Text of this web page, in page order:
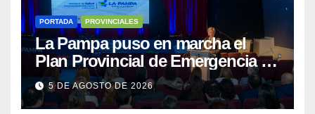
PORTADA PROVINCIALES
La Pampa puso en marcha el
Plan Provincial de Emergencia en
Salud Mental
5 DE AGOSTO DE 2026